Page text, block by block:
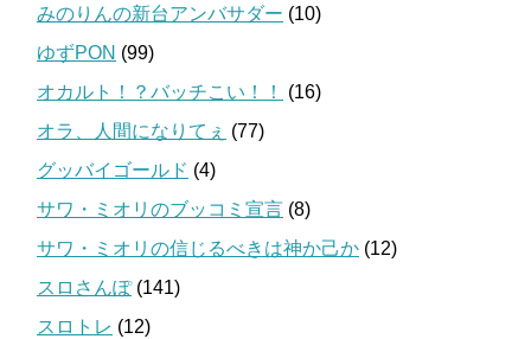
みのりんの新台アンバサダー (10)
ゆずPON (99)
オカルト！？バッチこい！！
(16)
オラ、人間になりてぇ (77)
グッバイゴールド (4)
サワ・ミオリのブッコミ宣言 (8)
サワ・ミオリの信じるべきは神か己か (12)
スロさんぽ(141)
スロトレ (12)